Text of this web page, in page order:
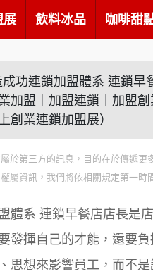
展 飲料冰品 咖啡甜
功連鎖加盟體系 連鎖
加盟｜加盟連鎖｜加盟
創業連鎖加盟展）
於第三方的訊息，目的在於傳遞
屬資訊，我們將依相關規定第一時
體系 連鎖早餐店店長是
發揮自己的才能，還要
思想來影響員工，而不